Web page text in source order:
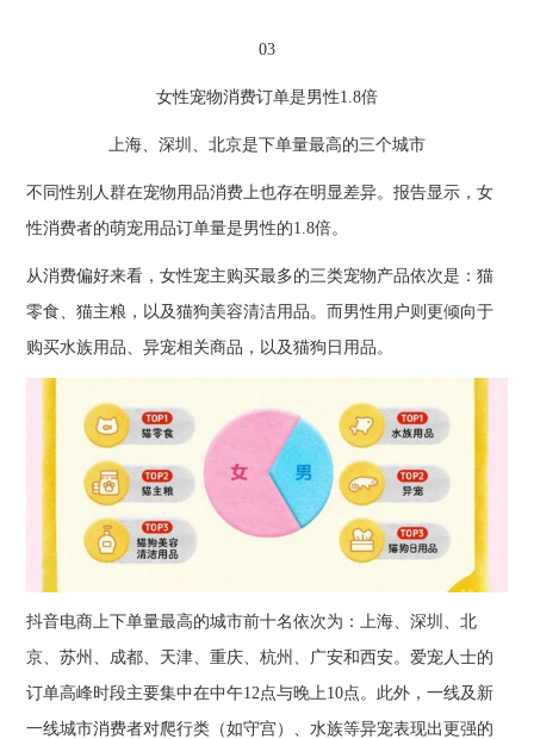
03
女性宠物消费订单是男性1.8倍
上海、深圳、北京是下单量最高的三个城市
不同性别人群在宠物用品消费上也存在明显差异。报告显示，女
性消费者的萌宠用品订单量是男性的1.8倍。
从消费偏好来看，女性宠主购买最多的三类宠物产品依次是：猫
零食、猫主粮，以及猫狗美容清洁用品。而男性用户则更倾向于
购买水族用品、异宠相关商品，以及猫狗日用品。
抖音电商上下单量最高的城市前十名依次为：上海、深圳、北
京、苏州、成都、天津、重庆、杭州、广安和西安。爱宠人士的
订单高峰时段主要集中在中午12点与晚上10点。此外，一线及新
一线城市消费者对爬行类（如守宫）、水族等异宠表现出更强的